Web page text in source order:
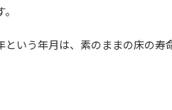
という年月は、素のままの床の寿